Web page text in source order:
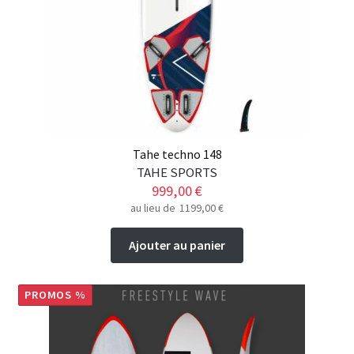
Tahe techno 148
TAHE SPORTS
999,00€
au lieu de 1199,00€
Ajouter au panier
PROMOS %